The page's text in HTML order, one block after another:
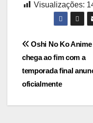
Visualizações:
de
Post
Oshi No Ko Anime
chega ao fim com a
temporada final
oficialmente